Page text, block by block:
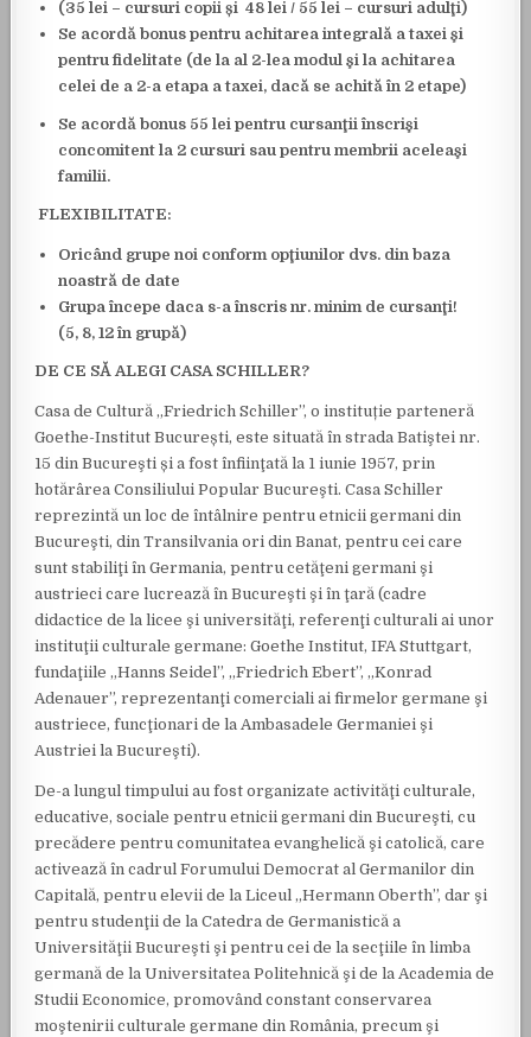
(35 lei – cursuri copii și 48 lei / 55 lei – cursuri adulţi)
Se acordă bonus pentru achitarea integrală a taxei şi
pentru fidelitate (de la al 2-lea modul şi la achitarea
celei de a 2-a etapa a taxei, dacă se achită în 2 etape)
Se acordăbonus 55 lei pentru cursanţii înscrişi
concomitent la 2 cursuri sau pentru membrii aceleaşi
familii.
FLEXIBILITATE:
Oricând grupe noi conform opţiunilor dvs. din baza
noastră de date
Grupa începe daca s-a înscris nr. minim de cursanţi!
(5, 8, 12 în grupă)
DE CE SĂ ALEGI CASA SCHILLER?
Casa de Cultură „Friedrich Schiller”, o instituție parteneră
Goethe-Institut București, este situată în strada Batiştei nr.
15 din Bucureşti și a fost înfiinţată la 1 iunie 1957, prin
hotărârea Consiliului Popular Bucureşti. Casa Schiller
reprezintă un loc de întâlnire pentru etnicii germani din
Bucureşti, din Transilvania ori din Banat, pentru cei care
sunt stabiliţi în Germania, pentru cetăţeni germani şi
austrieci care lucrează în Bucureşti şi în ţară (cadre
didactice de la licee şi universităţi, referenţi culturali ai unor
instituţii culturale germane: Goethe Institut, IFA Stuttgart,
fundaţiile „Hanns Seidel”, „Friedrich Ebert”, „Konrad
Adenauer”, reprezentanţi comerciali ai firmelor germane şi
austriece, funcţionari de la Ambasadele Germaniei şi
Austriei la Bucureşti).
De-a lungul timpului au fost organizate activităţi culturale,
educative, sociale pentru etnicii germani din Bucureşti, cu
precădere pentru comunitatea evanghelică şi catolică, care
activează în cadrul Forumului Democrat al Germanilor din
Capitală, pentru elevii de la Liceul „Hermann Oberth”, dar şi
pentru studenţii de la Catedra de Germanistică a
Universităţii Bucureşti şi pentru cei de la secţiile în limba
germană de la Universitatea Politehnică şi de la Academia de
Studii Economice, promovând constant conservarea
moştenirii culturale germane din România, precum şi